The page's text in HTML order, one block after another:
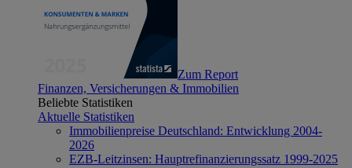
Zum Report
Finanzen, Versicherungen & Immobilien
Beliebte Statistiken
Aktuelle Statistiken
Immobilienpreise Deutschland: Entwicklung 2004-
2026
EZB-Leitzinsen: Hauptrefinanzierungssatz 1999-2025